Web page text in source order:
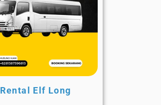
Rental Elf Long